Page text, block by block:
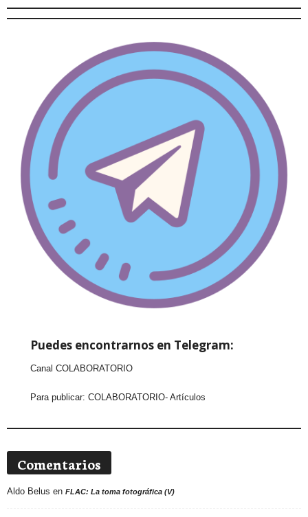
Puedes encontrarnos en Telegram:
Canal COLABORATORIO
Para publicar:COLABORATORIO- Artículos
Comentarios
Aldo Belus en FLAC: La toma fotográfica (V)